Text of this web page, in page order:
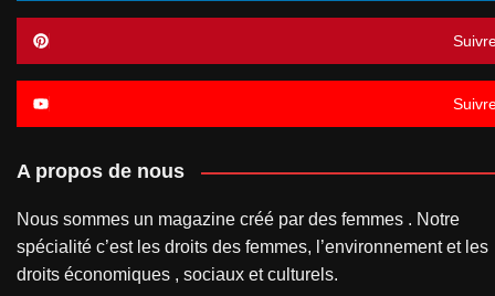
A propos de nous
Nous sommes un magazine créé par des femmes . Notre
spécialité c’est les droits des femmes, l’environnement et les
droits économiques , sociaux et culturels.